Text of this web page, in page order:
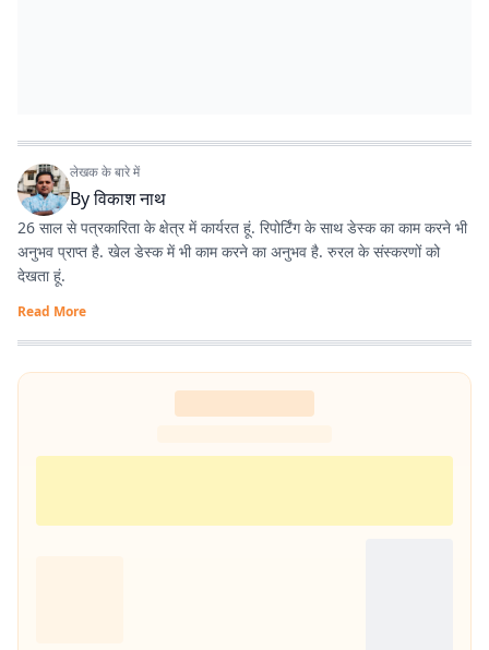
लेखक के बारे में
Byविकाश नाथ
26 साल से पत्रकारिता के क्षेत्र में कार्यरत हूं. रिपोर्टिंग के साथ डेस्क का काम करने भी
अनुभव प्राप्त है. खेल डेस्क में भी काम करने का अनुभव है. रुरल के संस्करणों को
देखता हूं.
Read More